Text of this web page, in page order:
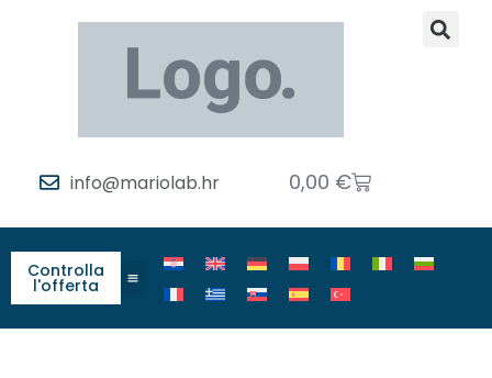
info@mariolab.hr 0,00 €
Controlla
l'offerta